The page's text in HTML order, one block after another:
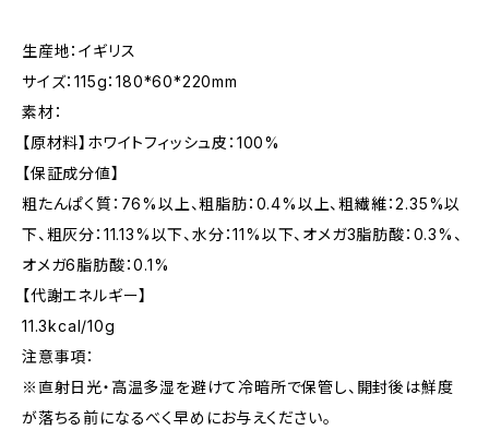
生産地：イギリス
サイズ：115g：180*60*220mm
素材：
【原材料】ホワイトフィッシュ皮：100%
【保証成分値】
粗たんぱく質：76%以上、粗脂肪：0.4%以上、粗繊維：2.35%以
下、粗灰分：11.13%以下、水分：11%以下、オメガ3脂肪酸：0.3%、
オメガ6脂肪酸：0.1%
【代謝エネルギー】
11.3kcal/10g
注意事項：
※直射日光・高温多湿を避けて冷暗所で保管し、開封後は鮮度
が落ちる前になるべく早めにお与えください。